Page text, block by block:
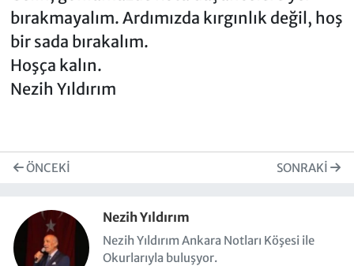
bırakmayalım. Ardımızda kırgınlık değil, hoş
bir sada bırakalım.
Hoşça kalın.
Nezih Yıldırım
ÖNCEKI SONRAKI
Nezih Yıldırım
Nezih Yıldırım Ankara Notları Köşesi ile
Okurlarıyla buluşyor.